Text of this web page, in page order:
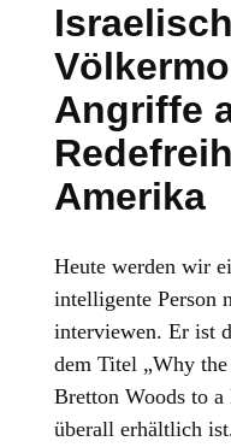
Angriffe
Amerika
Heute werden wir
intelligente Person
interviewen. Er ist
dem Titel „Why
Bretton Woods to
überall erhältlich